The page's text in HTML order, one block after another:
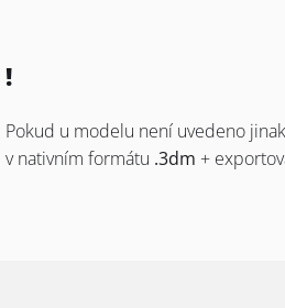
!
Pokud u modelu není uvedeno
v nativním formátu .3dm +